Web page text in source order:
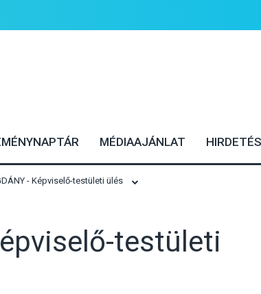
MÉDIAAJÁNLAT
- Képviselő-testületi ülés
testületi